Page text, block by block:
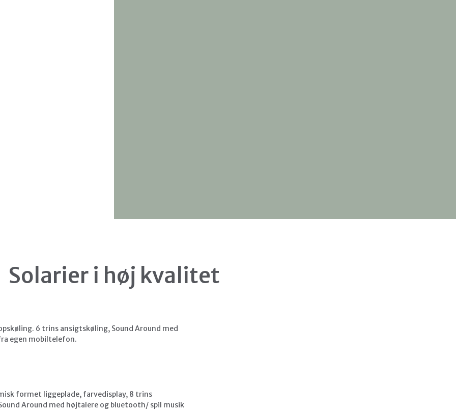
Solarier i høj kvalitet
6 trins ansigtskøling, Sound Around med
egen mobiltelefon.
formet liggeplade, farvedisplay, 8 trins
Around med højtalere og bluetooth/ spil musik